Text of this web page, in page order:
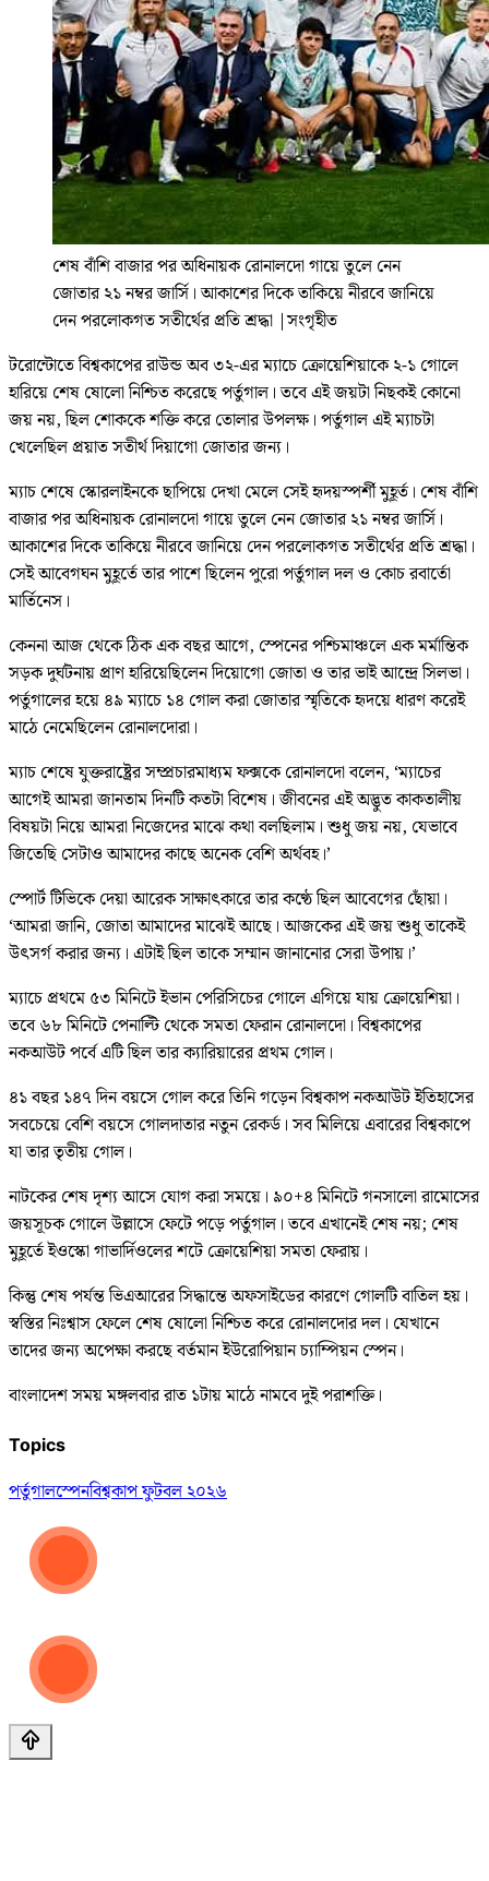
শেষ বাঁশি বাজার পর অধিনায়ক রোনালদো গায়ে তুলে নেন
জোতার ২১ নম্বর জার্সি। আকাশের দিকে তাকিয়ে নীরবে জানিয়ে
দেন পরলোকগত সতীর্থের প্রতি শ্রদ্ধা |সংগৃহীত
টরোন্টোতে বিশ্বকাপের রাউন্ড অব ৩২-এর ম্যাচে ক্রোয়েশিয়াকে ২-১ গোলে
হারিয়ে শেষ ষোলো নিশ্চিত করেছে পর্তুগাল। তবে এই জয়টা নিছকই কোনো
জয় নয়, ছিল শোককে শক্তি করে তোলার উপলক্ষ। পর্তুগাল এই ম্যাচটা
খেলেছিল প্রয়াত সতীর্থ দিয়াগো জোতার জন্য।
ম্যাচ শেষে স্কোরলাইনকে ছাপিয়ে দেখা মেলে সেই হৃদয়স্পর্শী মুহূর্ত। শেষ বাঁশি
বাজার পর অধিনায়ক রোনালদো গায়ে তুলে নেন জোতার ২১ নম্বর জার্সি।
আকাশের দিকে তাকিয়ে নীরবে জানিয়ে দেন পরলোকগত সতীর্থের প্রতি শ্রদ্ধা।
সেই আবেগঘন মুহূর্তে তার পাশে ছিলেন পুরো পর্তুগাল দল ও কোচ রবার্তো
মার্তিনেস।
কেননা আজ থেকে ঠিক এক বছর আগে, স্পেনের পশ্চিমাঞ্চলে এক মর্মান্তিক
সড়ক দুর্ঘটনায় প্রাণ হারিয়েছিলেন দিয়োগো জোতা ও তার ভাই আন্দ্রে সিলভা।
পর্তুগালের হয়ে ৪৯ ম্যাচে ১৪ গোল করা জোতার স্মৃতিকে হৃদয়ে ধারণ করেই
মাঠে নেমেছিলেন রোনালদোরা।
ম্যাচ শেষে যুক্তরাষ্ট্রের সম্প্রচারমাধ্যম ফক্সকে রোনালদো বলেন, ‘ম্যাচের
আগেই আমরা জানতাম দিনটি কতটা বিশেষ। জীবনের এই অদ্ভুত কাকতালীয়
বিষয়টা নিয়ে আমরা নিজেদের মাঝে কথা বলছিলাম। শুধু জয় নয়, যেভাবে
জিতেছি সেটাও আমাদের কাছে অনেক বেশি অর্থবহ।’
স্পোর্ট টিভিকে দেয়া আরেক সাক্ষাৎকারে তার কণ্ঠে ছিল আবেগের ছোঁয়া।
‘আমরা জানি, জোতা আমাদের মাঝেই আছে। আজকের এই জয় শুধু তাকেই
উৎসর্গ করার জন্য। এটাই ছিল তাকে সম্মান জানানোর সেরা উপায়।’
ম্যাচে প্রথমে ৫৩ মিনিটে ইভান পেরিসিচের গোলে এগিয়ে যায় ক্রোয়েশিয়া।
তবে ৬৮ মিনিটে পেনাল্টি থেকে সমতা ফেরান রোনালদো। বিশ্বকাপের
নকআউট পর্বে এটি ছিল তার ক্যারিয়ারের প্রথম গোল।
৪১ বছর ১৪৭ দিন বয়সে গোল করে তিনি গড়েন বিশ্বকাপ নকআউট ইতিহাসের
সবচেয়ে বেশি বয়সে গোলদাতার নতুন রেকর্ড। সব মিলিয়ে এবারের বিশ্বকাপে
যা তার তৃতীয় গোল।
নাটকের শেষ দৃশ্য আসে যোগ করা সময়ে। ৯০+৪ মিনিটে গনসালো রামোসের
জয়সূচক গোলে উল্লাসে ফেটে পড়ে পর্তুগাল। তবে এখানেই শেষ নয়; শেষ
মুহূর্তে ইওস্কো গাভার্দিওলের শটে ক্রোয়েশিয়া সমতা ফেরায়।
কিন্তু শেষ পর্যন্ত ভিএআরের সিদ্ধান্তে অফসাইডের কারণে গোলটি বাতিল হয়।
স্বস্তির নিঃশ্বাস ফেলে শেষ ষোলো নিশ্চিত করে রোনালদোর দল। যেখানে
তাদের জন্য অপেক্ষা করছে বর্তমান ইউরোপিয়ান চ্যাম্পিয়ন স্পেন।
বাংলাদেশ সময় মঙ্গলবার রাত ১টায় মাঠে নামবে দুই পরাশক্তি।
Topics
পর্তুগালস্পেনবিশ্বকাপ ফুটবল ২০২৬